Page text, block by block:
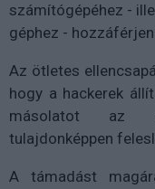
számítógépéhez -
géphez -
Az ötletes
hogy a hackerek
másolatot az
tulajdonképpen
A támadást